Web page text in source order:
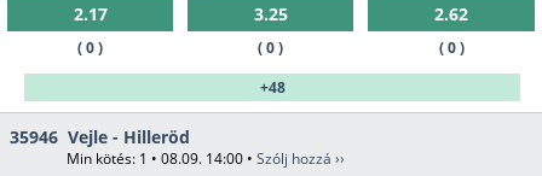
2.17
( 0 )
3.25
( 0 )
2.62
( 0 )
+48
35946 Vejle - Hilleröd
Min kötés: 1 • 08.09. 14:00 • Szólj hozzá ››